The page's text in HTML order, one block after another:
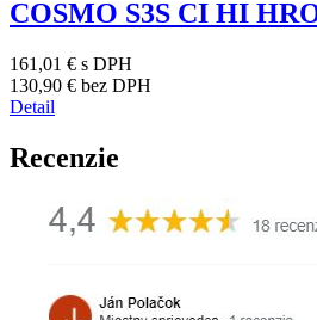
COSMO S3S CI HI
161,01 € s DPH
130,90 € bez DPH
Detail
Recenzie